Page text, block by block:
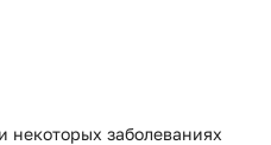
некоторых заболеваниях